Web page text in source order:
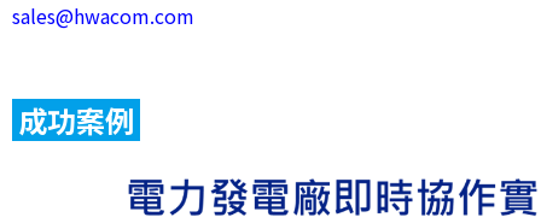
sales@hwacom.com
成功案例